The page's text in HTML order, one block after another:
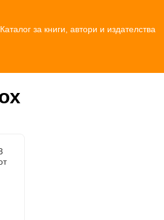
Каталог за книги, автори и издателства